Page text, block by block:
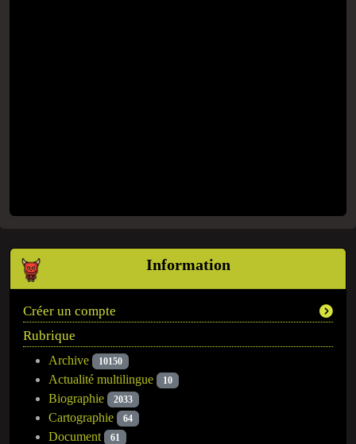
Information
Créer un compte
Rubrique
Archive 10150
Actualité multilingue 10
Biographie 2033
Cartographie 64
Document 61